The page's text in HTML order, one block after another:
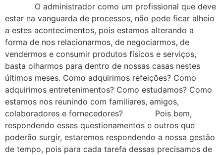
O administrador como um profissional que deve
estar na vanguarda de processos, não pode ficar alheio
a estes acontecimentos, pois estamos alterando a
forma de nos relacionarmos, de negociarmos, de
vendermos e consumir produtos físicos e serviços,
basta olharmos para dentro de nossas casas nestes
últimos meses. Como adquirimos refeições? Como
adquirimos entretenimentos? Como estudamos? Como
estamos nos reunindo com familiares, amigos,
colaboradores e fornecedores? Pois bem,
respondendo esses questionamentos e outros que
poderão surgir, estaremos respondendo a nossa gestão
de tempo, pois para cada tarefa dessas precisamos de